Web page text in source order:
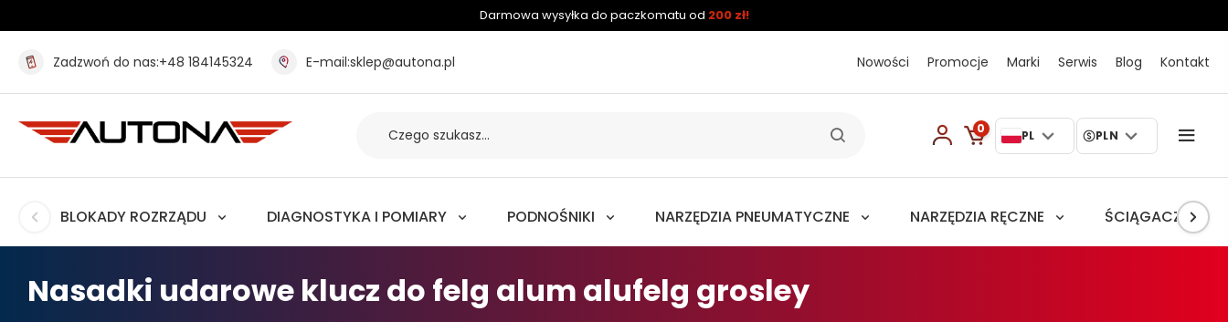
Darmowa wysyłka do paczkomatu od 200 zł!
Zadzwoń do nas:+48 184145324 E-mail:sklep@autona.pl Nowości Promocje Marki Serwis Blog Kontakt
0 PL PLN
BLOKADY ROZRZĄDU DIAGNOSTYKA I POMIARY PODNOŚNIKI NARZĘDZIA PNEUMATYCZNE NARZĘDZIA RĘCZNE ŚCIĄGACZE
Nasadki udarowe klucz do felg alum alufelg grosley